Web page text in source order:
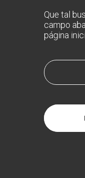
Que tal
campo
página